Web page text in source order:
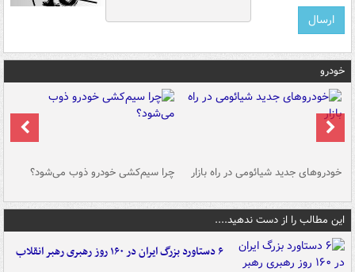
خودرو
خودروهای جدید شیائومی در راه بازار چرا سیم‌کشی خودرو ذوب می‌شود؟
این مطالب را از دست ندهید....
۶ دستاورد بزرگ ایران در ۱۶۰ روز رهبری رهبر انقلاب